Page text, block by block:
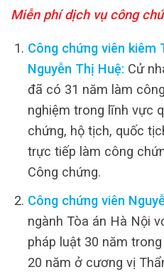
Miễn phí dịch vụ công
Công chứng viên kiêm
Nguyễn Thị Huệ: Cử
đã có 31 năm làm
nghiệm trong lĩnh vực
chứng, hộ tịch, quốc
trực tiếp làm công
Công chứng.
Công chứng viên
ngành Tòa án Hà Nội
pháp luật 30 năm
20 năm ở cương vị